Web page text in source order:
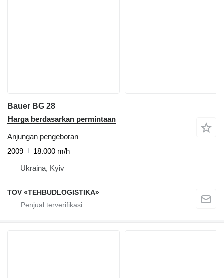
Bauer BG 28
Harga berdasarkan permintaan
Anjungan pengeboran
2009
18.000 m/h
Ukraina, Kyiv
TOV «TEHBUDLOGISTIKA»